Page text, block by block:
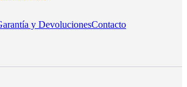
y DevolucionesContacto